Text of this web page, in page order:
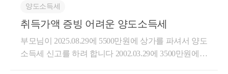
상속 (대습상속인의 세무이슈)안녕하세요? 세무회계
장성의 신세무사입니다. 오늘은 대습상속에 대한 이슈
자수유자는 유증 또는 사인증여로 재산을 취득하는 자
로서 상속인이 아닌 자를 말합니다.상속세 및 증여세
양도예정이 되어 있는 경우 상속,증여세와 양도소득세
실익을 비교하여 감정을 높게 받는 경우가 있긴합니
와의 차이가 크게 납니다.특히, 꼬마빌딩 같은 경우 실
제 시세에 40~50% 수준으로 기준시가가 형성된 경우
을 제대로 못받으시거나혹은 분실하시는 경우도 있을
수 있습니다.이런 경우, 취득가액에 어떤 금액이 들어
사례가액,감정가액, 또는환산취득가액을 순차적으로
적용합니다.① 매매사례가액아파트가 아닌 이상, 똑같
사례가액’ ‘감정가액’등이 있는 경우 그 가액을 시가로
없는 경우에는 기준시가를 실지취득가액으로 공제하
는 것입니다.
률」 제2조제3호에 따른 가상자산(이하 “가상자산”이
라 한다)을 양도하거나 대여함으로써 발생하는 소득
(이하 “가상자산소득”이라 한다)​제37조(기타소득의 필
요경비 계산) ① 기타소득금액을 계산할 때 필요경비
양도소득세
취득가액 증빙 어려운 양도소득세
부모님이 2025.08.29에 5500만원에 상가를 파셔서 양도
소득세 신고를 하려 합니다 2002.03.29에 3500만원에